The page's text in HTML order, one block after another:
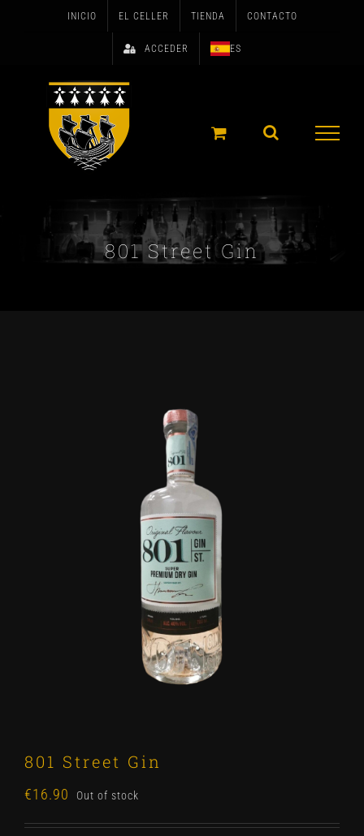
INICIO EL CELLER TIENDA CONTACTO
ACCEDER ES
801 Street Gin
801 Street Gin
€16.90 Out of stock